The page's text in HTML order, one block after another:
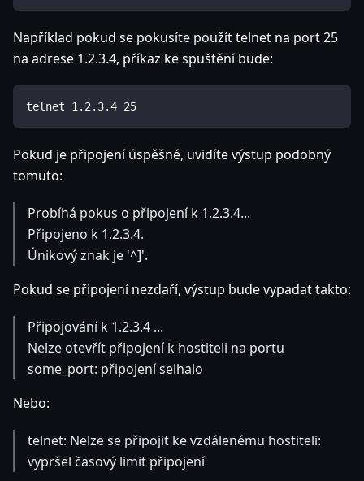
Například pokud se pokusíte použít telnet na port 25
na adrese 1.2.3.4, příkaz ke spuštění bude:
telnet 1.2.3.4 25
Pokud je připojení úspěšné, uvidíte výstup podobný
tomuto:
Probíhá pokus o připojení k 1.2.3.4...
Připojeno k 1.2.3.4.
Únikový znak je '^]'.
Pokud se připojení nezdaří, výstup bude vypadat takto:
Připojování k 1.2.3.4 ...
Nelze otevřít připojení k hostiteli na portu
some_port: připojení selhalo
Nebo:
telnet: Nelze se připojit ke vzdálenému hostiteli:
vypršel časový limit připojení